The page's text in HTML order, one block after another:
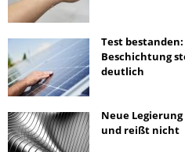
Test
Beschichtung
deutlich
Neue Legierung
und reißt nicht